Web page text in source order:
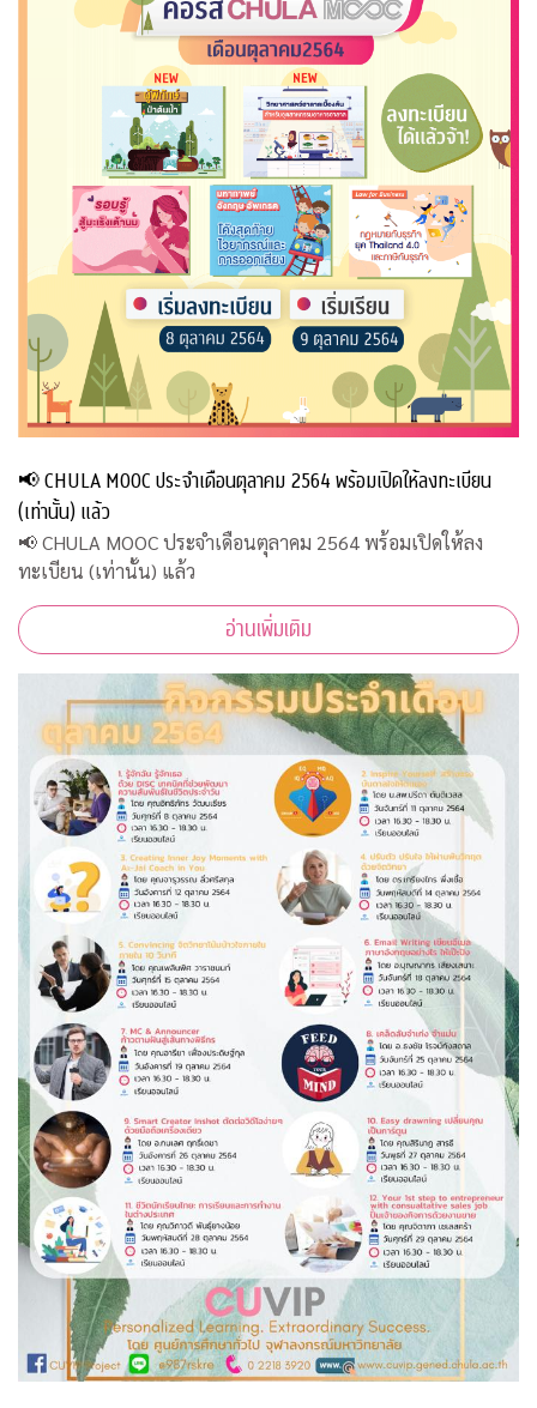
📢 CHULA MOOC ประจำเดือนตุลาคม 2564 พร้อมเปิดให้ลงทะเบียน
(เท่านั้น) แล้ว
📢 CHULA MOOC ประจำเดือนตุลาคม 2564 พร้อมเปิดให้ลง
ทะเบียน (เท่านั้น) แล้ว
อ่านเพิ่มเติม